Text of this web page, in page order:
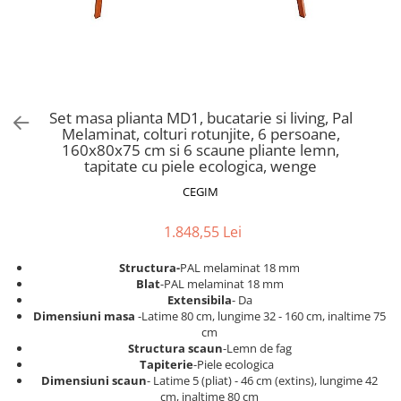
Saltele Pocket
Saltele Memory Pocket
Saltele cu plasa arcuri
Saltele cu spuma
Saltele cu spuma poliuretanica
Saltele Memory
Saltele 140x200
Saltele 160x200
Saltele 180x200
Top saltele
Scaune pentru living
Seturi comode living si vitrine
Scaune ergonomice
Etajere Birou
Dulap birou
Birouri
Scaune pentru birou
Scaune birou copii
Scaune resigilate
Scaune gradinita
Scaune terasa si outdoor
Set masa plianta MD1, bucatarie si living, Pal
Melaminat, colturi rotunjite, 6 persoane,
160x80x75 cm si 6 scaune pliante lemn,
tapitate cu piele ecologica, wenge
CEGIM
1.848,55 Lei
Structura-PAL melaminat 18 mm
Blat-PAL melaminat 18 mm
Extensibila- Da
Dimensiuni masa -Latime 80 cm, lungime 32 - 160 cm, inaltime 75
cm
Structura scaun-Lemn de fag
Tapiterie-Piele ecologica
Dimensiuni scaun- Latime 5 (pliat) - 46 cm (extins), lungime 42
cm, inaltime 80 cm